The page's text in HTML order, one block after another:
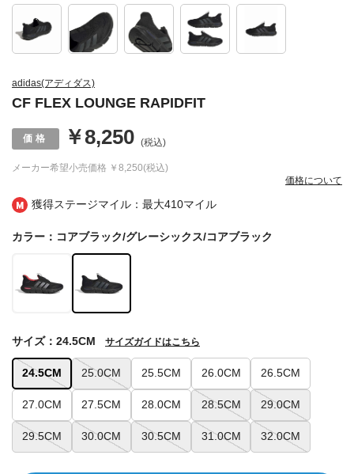
獲得ステージマイル：最大410マイル
adidas(アディダス)
CF FLEX LOUNGE RAPIDFIT
メーカー希望小売価格 ￥8,250(税込)
￥8,250 (税込)
価格について
カラー：コアブラック/グレーシックス/コアブラック
24.5CM 25.0CM 25.5CM 26.0CM 26.5CM
27.0CM 27.5CM 28.0CM 28.5CM 29.0CM
29.5CM 30.0CM 30.5CM 31.0CM 32.0CM
サイズ：24.5CM サイズガイドはこちら